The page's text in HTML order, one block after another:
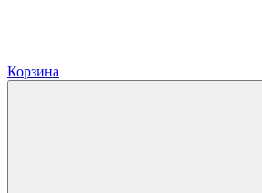
Корзина